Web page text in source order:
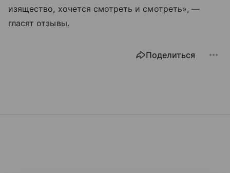
изящество, хочется смотреть и смотреть», —
гласят отзывы.
Поделиться